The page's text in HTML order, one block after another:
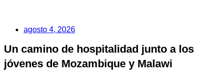
agosto 4, 2026
Un camino de hospitalidad junto a los
jóvenes de Mozambique y Malawi